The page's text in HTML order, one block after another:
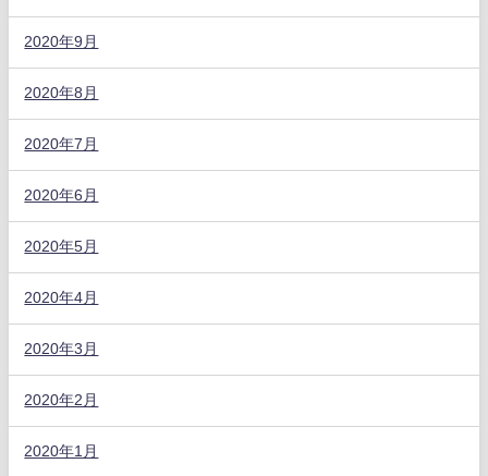
2020年9月
2020年8月
2020年7月
2020年6月
2020年5月
2020年4月
2020年3月
2020年2月
2020年1月